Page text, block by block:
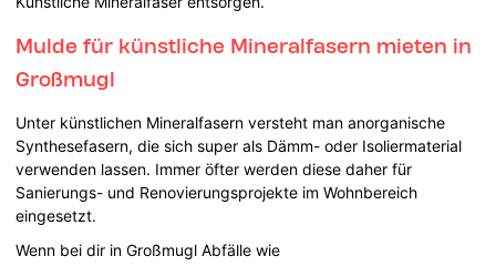
Mulde für künstliche Mineralfasern mieten in
Großmugl
Unter künstlichen Mineralfasern versteht man anorganische
Synthesefasern, die sich super als Dämm- oder Isoliermaterial
verwenden lassen. Immer öfter werden diese daher für
Sanierungs- und Renovierungsprojekte im Wohnbereich
eingesetzt.
Wenn bei dir in Großmugl Abfälle wie